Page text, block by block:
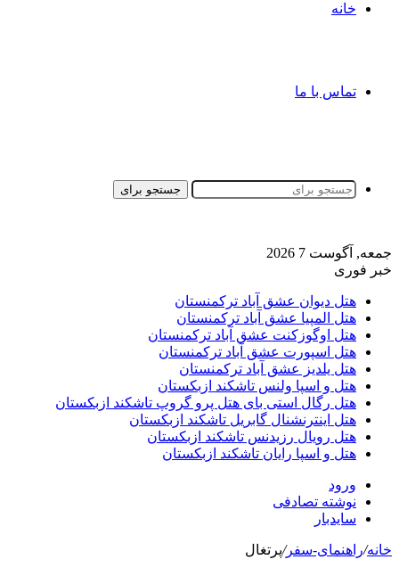
خانه
تماس با ما
جستجو برای
جمعه, آگوست 7 2026
خبر فوری
هتل دیوان عشق آباد ترکمنستان
هتل المپیا عشق آباد ترکمنستان
هتل اوگوزکنت عشق آباد ترکمنستان
هتل اسپورت عشق آباد ترکمنستان
هتل یلدیز عشق آباد ترکمنستان
هتل و اسپا ولنس تاشکند ازبکستان
هتل رگال استی بای هتل پرو گروپ تاشکند ازبکستان
هتل اینترنشنال گابریل تاشکند ازبکستان
هتل رویال رزیدنس تاشکند ازبکستان
هتل و اسپا رایان تاشکند ازبکستان
ورود
نوشته تصادفی
سایدبار
خانه/راهنمای-سفر/پرتغال